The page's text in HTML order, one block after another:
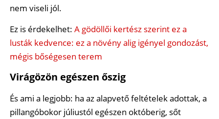
nem viseli jól.
Ez is érdekelhet: A gödöllői kertész szerint ez a
lusták kedvence: ez a növény alig igényel gondozást,
mégis bőségesen terem
Virágözön egészen őszig
És ami a legjobb: ha az alapvető feltételek adottak, a
pillangóbokor júliustól egészen októberig, sőt